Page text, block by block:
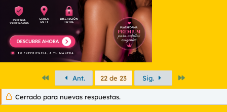
PrimeroAnt. 22 de 23 Sig.
Cerrado para nuevas respuestas.